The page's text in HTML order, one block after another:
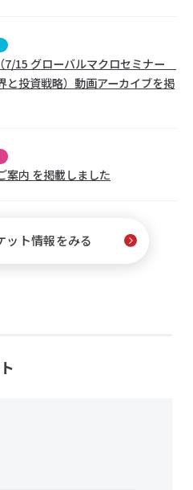
お問い合わせ
7/15 グローバルマクロセミナー
と投資戦略）動画アーカイブを掲
案内 を掲載しました
ット情報をみる